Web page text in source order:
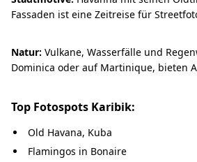
Fassaden ist eine Zeitreise für
Natur: Vulkane, Wasserfälle und
Dominica oder auf Martinique, bieten
Top Fotospots Karibik:
Old Havana, Kuba
Flamingos in Bonaire